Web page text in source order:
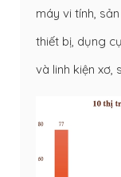
máy vi tính,
thiết bị, dụng
và linh kiện xơ,